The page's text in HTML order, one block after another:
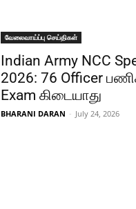
வேலைவாய்ப்பு செய்திகள்
Indian Army NCC
2026: 76 Officer
Exam கிடையாது
BHARANI DARAN - July 24, 2026